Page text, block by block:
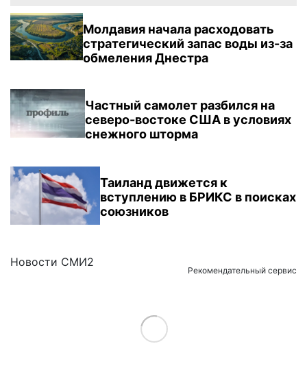
Молдавия начала расходовать
стратегический запас воды из-за
обмеления Днестра
Частный самолет разбился на
северо-востоке США в условиях
снежного шторма
Таиланд движется к
вступлению в БРИКС в поисках
союзников
Новости СМИ2
Рекомендательный сервис
Load More